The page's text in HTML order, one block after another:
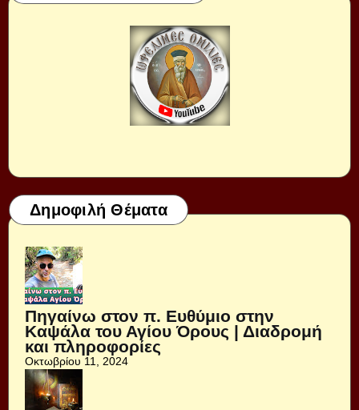
Δημοφιλή Θέματα
Πηγαίνω στον π. Ευθύμιο στην
Καψάλα του Αγίου Όρους | Διαδρομή
και πληροφορίες
Οκτωβρίου 11, 2024